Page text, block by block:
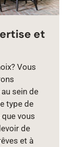
et
Vous
sein de
type de
vous
de
et à